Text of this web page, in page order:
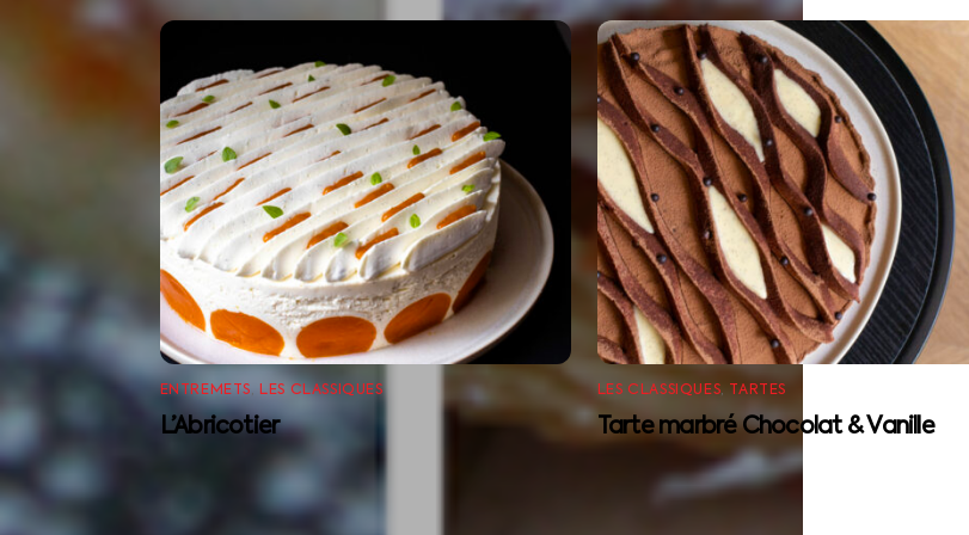
ENTREMETS, LES CLASSIQUES
L’Abricotier
LES CLASSIQUES, TARTES
Tarte marbré Chocolat & Vanille